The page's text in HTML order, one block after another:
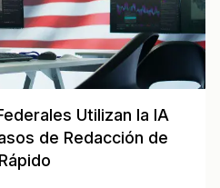
Utilizan la IA
de Redacción de